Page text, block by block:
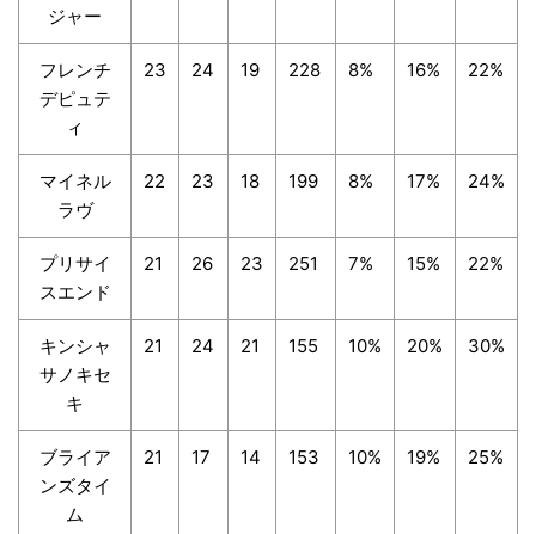
ジャー
フレンチ
デピュテ
ィ
23 24 19 228 8% 16% 22%
マイネル
ラヴ
22 23 18 199 8% 17% 24%
プリサイ
スエンド
21 26 23 251 7% 15% 22%
キンシャ
サノキセ
キ
21 24 21 155 10% 20% 30%
ブライア
ンズタイ
ム
21 17 14 153 10% 19% 25%